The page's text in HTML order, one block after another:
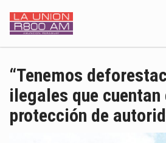
“Tenemos
ilegales que cuentan
protección de